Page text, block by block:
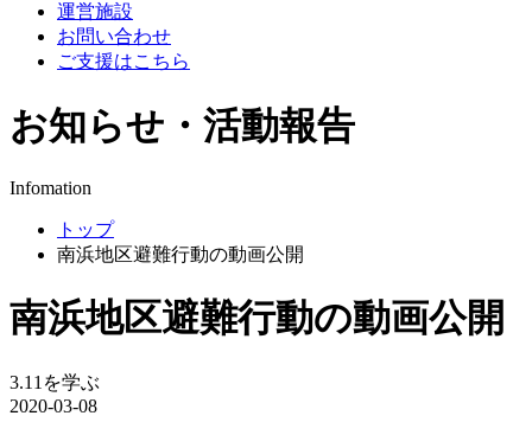
運営施設
お問い合わせ
ご支援はこちら
お知らせ・活動報告
Infomation
トップ
南浜地区避難行動の動画公開
南浜地区避難行動の動画公開
3.11を学ぶ
2020-03-08